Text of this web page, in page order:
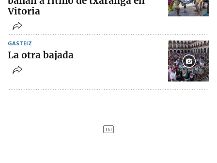
Vitoria
GASTEIZ
La otra bajada